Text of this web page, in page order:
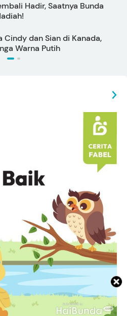
Hadir, Saatnya Bunda
Cindy dan Sian di Kanada,
Warna Putih